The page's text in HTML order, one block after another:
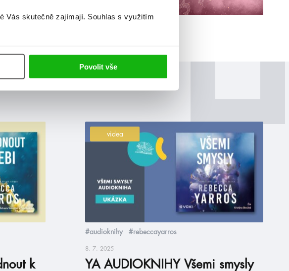
Vás skutečně zajímají. Souhlas s využitím
Povolit vše
k
videa
#audioknihy #rebeccayarros
8. 7. 2025
YA AUDIOKNIHY Všemi smysly